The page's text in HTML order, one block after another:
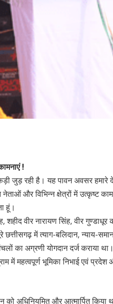
!
जुड़ रही है। यह पावन अवसर हमारे
और विभिन्न क्षेत्रों में उत्कृष्ट
हूं।
वीर नारायण सिंह, वीर गुण्डाधूर
में त्याग-बलिदान, न्याय-
का अग्रणी योगदान दर्ज कराया
में महत्वपूर्ण भूमिका निभाई एवं
को अधिनियमित और आत्मार्पित किया